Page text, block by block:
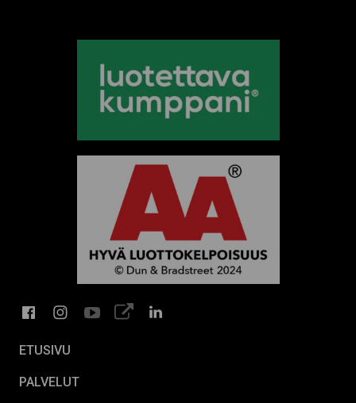
ETUSIVU
PALVELUT